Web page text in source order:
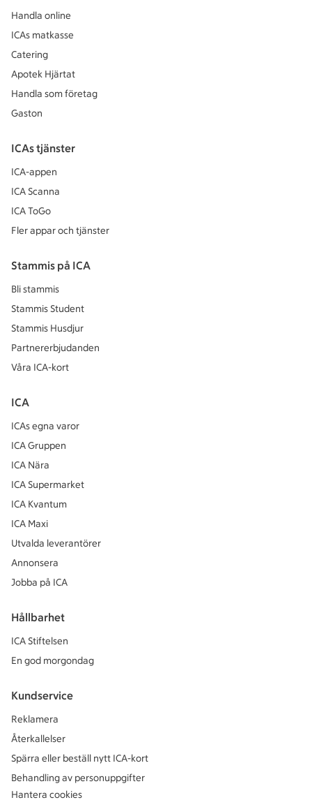
Handla online
ICAs matkasse
Catering
Apotek Hjärtat
Handla som företag
Gaston
ICAs tjänster
ICA-appen
ICA Scanna
ICA ToGo
Fler appar och tjänster
Stammis på ICA
Bli stammis
Stammis Student
Stammis Husdjur
Partnererbjudanden
Våra ICA-kort
ICA
ICAs egna varor
ICA Gruppen
ICA Nära
ICA Supermarket
ICA Kvantum
ICA Maxi
Utvalda leverantörer
Annonsera
Jobba på ICA
Hållbarhet
ICA Stiftelsen
En god morgondag
Kundservice
Reklamera
Återkallelser
Spärra eller beställ nytt ICA-kort
Behandling av personuppgifter
Hantera cookies